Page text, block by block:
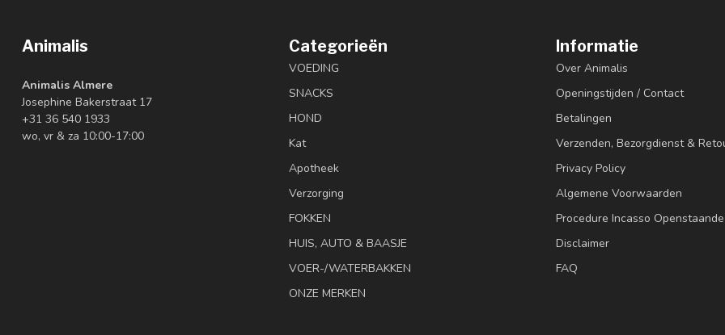
Animalis
Animalis Almere
Josephine Bakerstraat 17
+31 36 540 1933
wo, vr & za 10:00-17:00
Categorieën
VOEDING
SNACKS
HOND
Kat
Apotheek
Verzorging
FOKKEN
HUIS, AUTO & BAASJE
VOER-/WATERBAKKEN
ONZE MERKEN
Informatie
Over Animalis
Openingstijden / Contact
Betalingen
Verzenden, Bezorgdienst &
Privacy Policy
Algemene Voorwaarden
Procedure Incasso
Disclaimer
FAQ